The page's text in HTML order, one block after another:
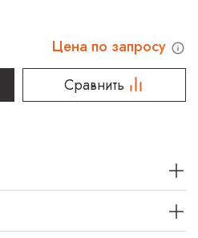
Цена по запросу
Сравнить